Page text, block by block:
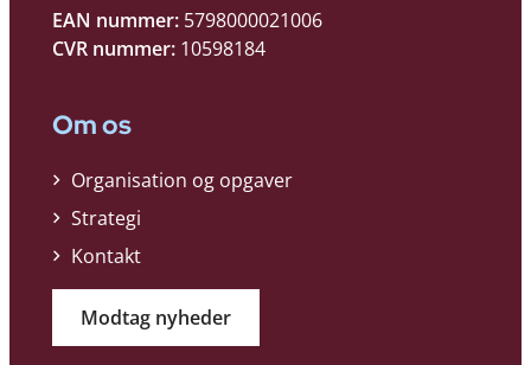
EAN nummer: 5798000021006
CVR nummer: 10598184
Om os
Organisation og opgaver
Strategi
Kontakt
Modtag nyheder